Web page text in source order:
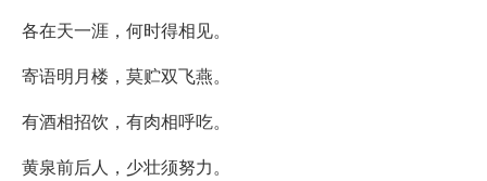
各在天一涯，何时得相见。
寄语明月楼，莫贮双飞燕。
有酒相招饮，有肉相呼吃。
黄泉前后人，少壮须努力。